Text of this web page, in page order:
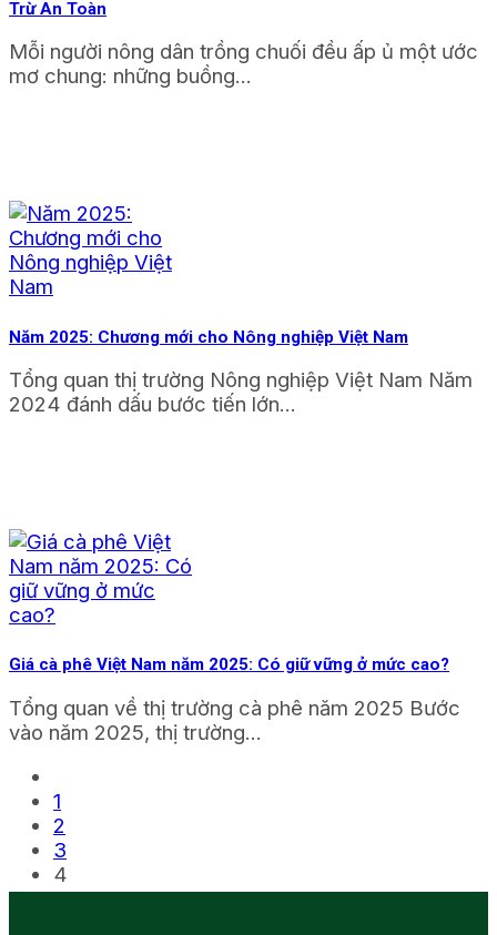
Trừ An Toàn
Mỗi người nông dân trồng chuối đều ấp ủ một ước
mơ chung: những buồng...
Năm 2025: Chương mới cho Nông nghiệp Việt Nam
Tổng quan thị trường Nông nghiệp Việt Nam Năm
2024 đánh dấu bước tiến lớn...
Giá cà phê Việt Nam năm 2025: Có giữ vững ở mức cao?
Tổng quan về thị trường cà phê năm 2025 Bước
vào năm 2025, thị trường...
1
2
3
4